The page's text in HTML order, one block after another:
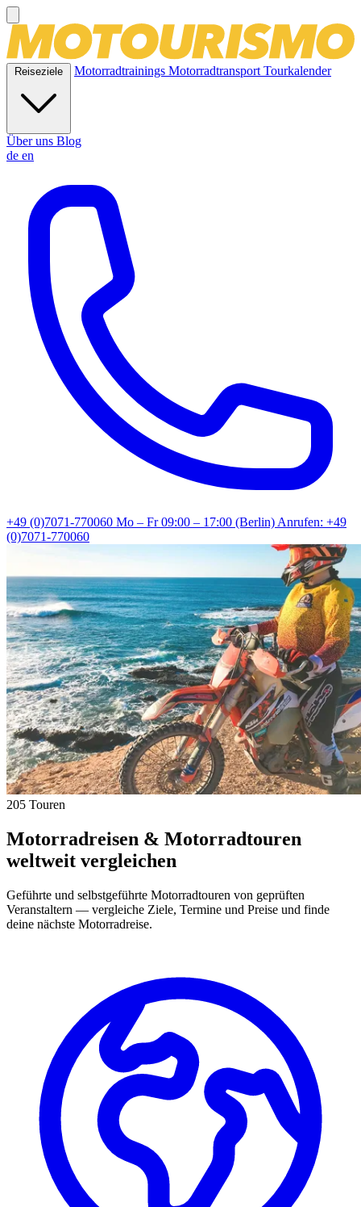
Reiseziele Motorradtrainings MotorradtransportTourkalender
Über uns Blog
de en
+49 (0)7071-770060 Mo – Fr 09:00 – 17:00 (Berlin)Anrufen: +49
(0)7071-770060
205 Touren
Motorradreisen & Motorradtouren
weltweit vergleichen
Geführte und selbstgeführte Motorradtouren von geprüften
Veranstaltern — vergleiche Ziele, Termine und Preise und finde
deine nächste Motorradreise.